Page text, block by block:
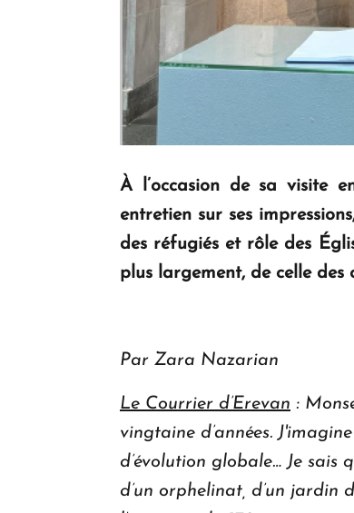
À l’occasion de sa visite
entretien sur ses
des réfugiés et rôle des
plus largement, de celle des
Par Zara Nazarian
Le Courrier d’Erevan :
vingtaine d’années.
d’évolution globale… Je sais
d’un orphelinat, d’un jardin